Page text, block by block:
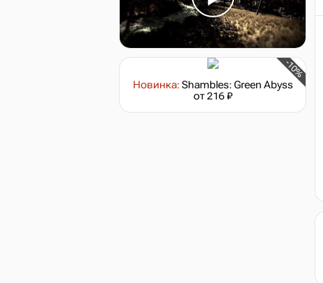
-10%
Новинка: Shambles: Green Abyss
от 216 ₽